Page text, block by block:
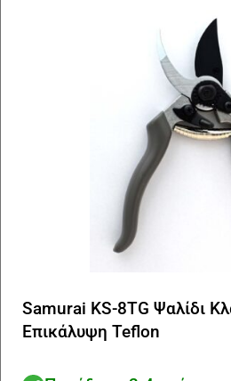
Samurai KS-8TG Ψαλίδι
Επικάλυψη Teflon